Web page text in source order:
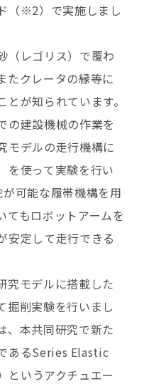
（※2）で実施しまし
（レゴリス）で覆わ
たクレータの縁等に
が知られています。
の建設機械の作業を
モデルの走行機構に
を使って実験を行い
可能な履帯機構を用
てもロボットアームを
安定して走行できる
究モデルに搭載した
掘削実験を行いまし
、本共同研究で新た
あるSeries Elastic
というアクチュエー